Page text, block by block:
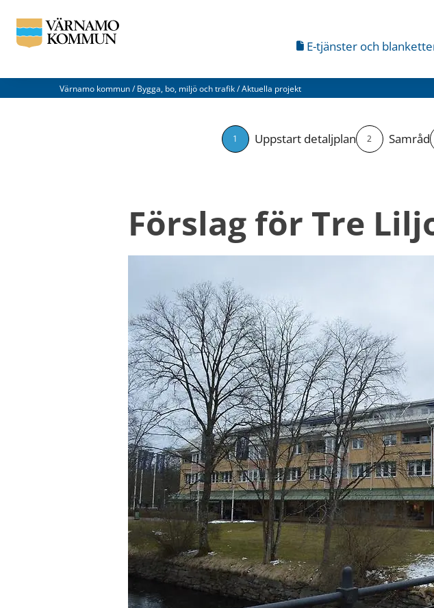
E-tjänster och
Värnamo kommun/ Bygga, bo, miljö och trafik/Aktuella projekt
1 Uppstart detaljplan 2 Samråd
Förslag för Tre